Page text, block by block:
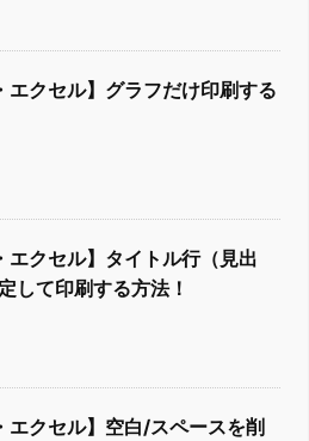
エクセル】グラフだけ印刷する
エクセル】タイトル行（見出
して印刷する方法！
エクセル】空白/スペースを削